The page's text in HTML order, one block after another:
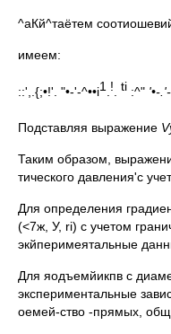
^аКй^таётем
имеем:
::',.{;•!'. "•-'-^••i1 ! ti :^" '•-
Подставляя выражение
Таким образом,
тического давления'с
Для определения
(<7ж, У, ri) с учетом
экйперимеятальные
Для яодъемйикпв с
экспериментальные
оемей-ство -прямых,